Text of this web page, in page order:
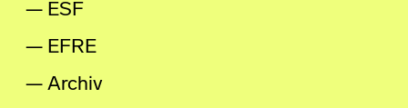
ESF
EFRE
Archiv